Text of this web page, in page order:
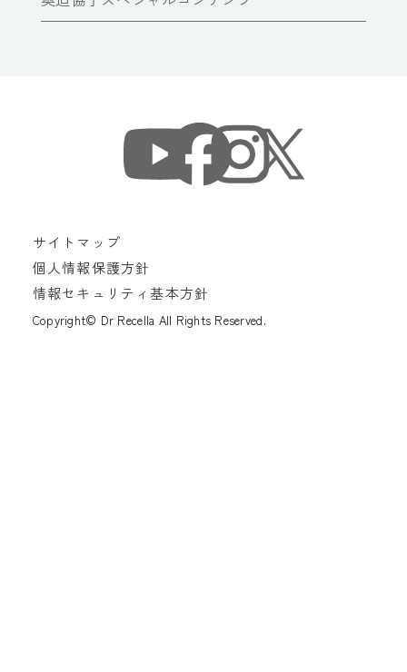
サイトマップ
個人情報保護方針
情報セキュリティ基本方針
Copyright© Dr Recella All Rights Reserved.